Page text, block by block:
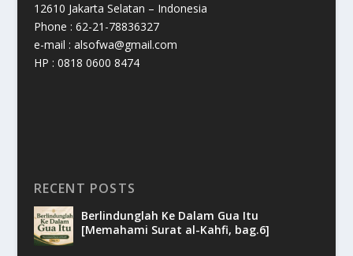
12610 Jakarta Selatan – Indonesia
Phone : 62-21-78836327
e-mail : alsofwa@gmail.com
HP : 0818 0600 8474
RECENT POSTS
Berlindunglah Ke Dalam Gua Itu
[Memahami Surat al-Kahfi, bag.6]